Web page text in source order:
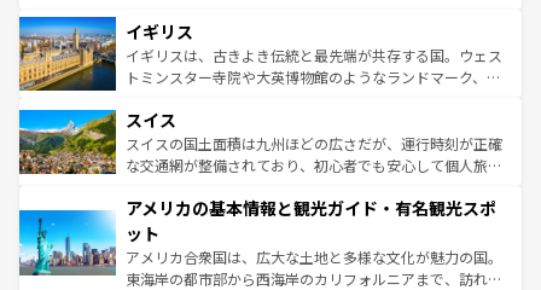
香り高いラベンダー畑など、多彩な楽しみ方が可能だ。さ
らに、パリ以外の地域にも魅力が溢れており、どの街角に
も豊かな歴史と文化が息づいている。パリ以外の個性あふ
を参照してほしい。
顔を持つこの国は、どこを歩いても飽きることがない。ベ
ルリンの文化的活気、バイエルン州のアルプスの絶景、そ
してライン川沿いのワイン畑といった風景は必見。ビール
は、お酒好きな人にはぜひ体験してほしい。 なお、新着の
ドイツ情報はコンテンツ一覧を参照してほしい。
イギリス
イギリスは、古きよき伝統と最先端が共存する国。ウェス
トミンスター寺院や大英博物館のようなランドマーク、歴
リアごとに異なる魅力がある。また、優雅なアフタヌーン
ティー、ビール好きにはたまらない英国パブ、サッカー観
戦など、本場だからこそできる体験も豊富。イギリスを旅
ンツ一覧を参照してほしい。
スイス
スイスの国土面積は九州ほどの広さだが、運行時刻が正確
な交通網が整備されており、初心者でも安心して個人旅行
の建物がそのまま残る町や、スイスならではのユニークな
博物館もあり、アルプス観光だけでなく町歩きも満喫する
ことができる。国民の所得が高いため物価も高いが、旅行
者向けの交通パス提供のサービスもあり、うまく活用すれ
アメリカの基本情報と観光ガイド・有名観光スポ
ット
アメリカ合衆国は、広大な土地と多様な文化が魅力の国。
東海岸の都市部から西海岸のカリフォルニアまで、訪れる